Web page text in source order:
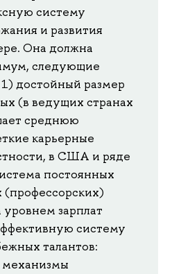
систему
и развития
Она должна
следующие
достойный размер
(в ведущих странах
среднюю
карьерные
в США и ряде
постоянных
(профессорских)
зарплат
систему
талантов:
механизмы